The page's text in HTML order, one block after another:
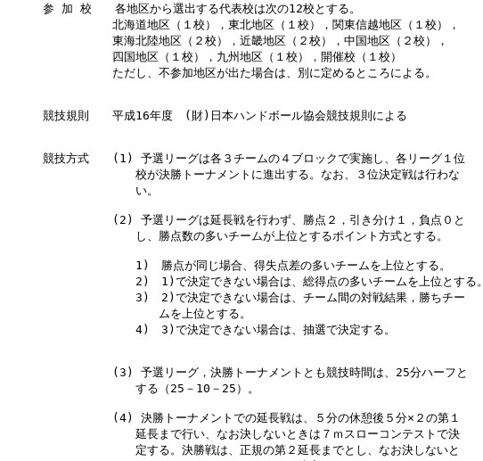
参 加 校　　各地区から選出する代表校は次の12校とする。
北海道地区（１校），東北地区（１校），関東信越地区（１校），
東海北陸地区（２校），近畿地区（２校），中国地区（２校），
四国地区（１校），九州地区（１校），開催校（１校）
ただし、不参加地区が出た場合は、別に定めるところによる。
競技規則　　平成16年度　(財)日本ハンドボール協会競技規則による
競技方式　　(1) 予選リーグは各３チームの４ブロックで実施し、各リーグ１位
校が決勝トーナメントに進出する。なお、３位決定戦は行わな
い。
(2) 予選リーグは延長戦を行わず、勝点２，引き分け１，負点０と
し、勝点数の多いチームが上位とするポイント方式とする。
1)　勝点が同じ場合、得失点差の多いチームを上位とする。
2)　1)で決定できない場合は、総得点の多いチームを上位とする。
3)　2)で決定できない場合は、チーム間の対戦結果，勝ちチー
ムを上位とする。
4)　3)で決定できない場合は、抽選で決定する。
(3) 予選リーグ，決勝トーナメントとも競技時間は、25分ハーフと
する（25－10－25）。
(4) 決勝トーナメントでの延長戦は、５分の休憩後５分×２の第１
延長まで行い、なお決しないときは７ｍスローコンテストで決
定する。決勝戦は、正規の第２延長までとし、なお決しないと